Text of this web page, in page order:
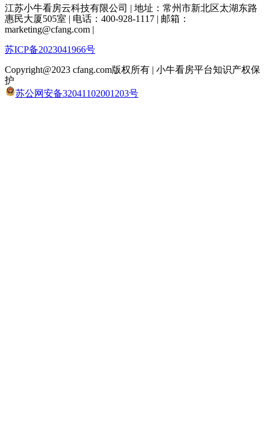
江苏小牛看房云科技有限公司 | 地址：常州市新北区太湖东路
惠民大厦505室 | 电话：400-928-1117 | 邮箱：
marketing@cfang.com |
苏ICP备2023041966号
Copyright@2023 cfang.com版权所有 | 小牛看房平台知识产权保
护
苏公网安备32041102001203号